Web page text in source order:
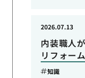
内装職人
リフォー
2026.07.13
知識